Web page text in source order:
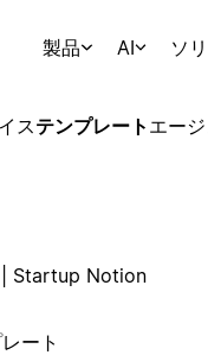
製品 AI ソ
ステンプレート エー
Startup Notion
ート